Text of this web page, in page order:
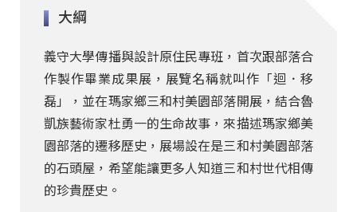
大綱
義守大學傳播與設計原住民專班，首次跟部落合
作製作畢業成果展，展覽名稱就叫作「迴．移
磊」，並在瑪家鄉三和村美園部落開展，結合魯
凱族藝術家杜勇一的生命故事，來描述瑪家鄉美
園部落的遷移歷史，展場設在是三和村美園部落
的石頭屋，希望能讓更多人知道三和村世代相傳
的珍貴歷史。